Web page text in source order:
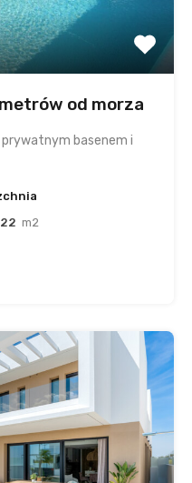
od morza
prywatnym basenem i
m2